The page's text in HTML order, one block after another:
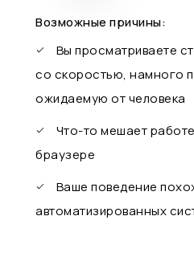
Возможные причины:
Вы просматриваете
со скоростью, намного
ожидаемую от человека
Что-то мешает
браузере
Ваше поведение
автоматизированных